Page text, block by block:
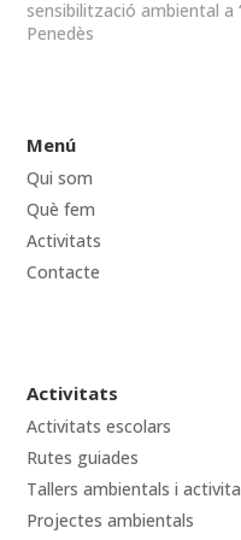
sensibilització ambiental a
Penedès
Menú
Qui som
Què fem
Activitats
Contacte
Activitats
Activitats escolars
Rutes guiades
Tallers ambientals i
Projectes ambientals